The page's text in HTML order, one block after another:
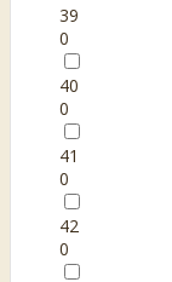
39
0
40
0
41
0
42
0